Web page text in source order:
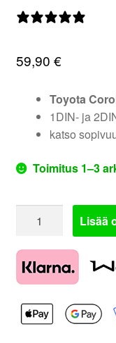
59,90 €
Toyota
1DIN- ja
katso
Toimitus 1–3
TOYK951MG
Toyota
Corolla
soittimen
asennuskehys
määrä
Lisää